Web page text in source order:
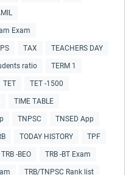
Exam
TAX TEACHERS DAY
ratio TERM 1
TET TET -1500
TIME TABLE
TNPSC TNSED App
TODAY HISTORY TPF
TRB -BEO TRB -BT Exam
TRB/TNPSC Rank list